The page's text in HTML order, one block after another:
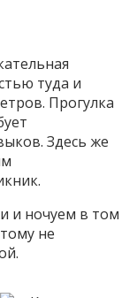
туда и
Прогулка
Здесь же
и ночуем в том
не